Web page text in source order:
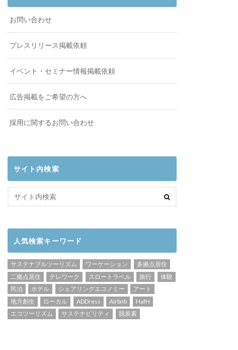
お問い合わせ
プレスリリース掲載依頼
イベント・セミナー情報掲載依頼
広告掲載をご希望の方へ
採用に関するお問い合わせ
サイト内検索
人気検索キーワード
サステナブルツーリズム ワーケーション
多拠点居住
二拠点居住
テレワーク スロートラベル 旅行
体験
民泊
ホテル シェアリングエコノミー
アート
地方創生
ローカル ADDress Airbnb
HafH
エコツーリズム
サステナビリティ 脱炭素